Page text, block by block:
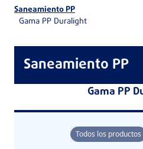
Saneamiento PP
Gama PP Duralight
Saneamiento PP
Gama PP
Todos los productos